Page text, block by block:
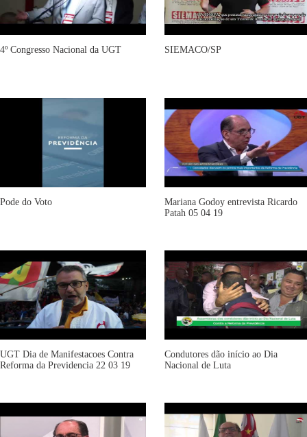
4º Congresso Nacional da UGT SIEMACO/SP
Pode do Voto
Mariana Godoy entrevista Ricardo
Patah 05 04 19
UGT Dia de Manifestacoes Contra
Reforma da Previdencia 22 03 19
Condutores dão início ao Dia
Nacional de Luta